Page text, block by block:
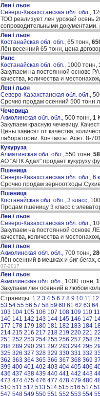
Лен / льон
Северо-Казахстанская обл. обл.,
ТОО реализует лен урожай осень
сопроводительными документами.
Лен / льон
Костанайская обл. обл., 65 тонн,
Лён весенний 65 тонн, цена
Рапс
Костанайская обл. обл., 1000 тонн,
Закупаем на постоянной основе
качества, количества и
Лен / льон
Северо-Казахстанская обл. обл.,
Срочно продам осенний 500 тонн
Чечевица
Акмолинская обл. обл., 500 тонн, 1
Закупаем красную чечевицу.
Цены зависят от качества,
лаборатории. Контакты: Асет: 8-
Кукуруза
Алматинская обл. обл., 550 тонн,
АО "АПК Адал" продает кукурузу
Пшеница
Северо-Казахстанская обл. обл., 6
Срочно продам зерноотходы.Сухие
Пшеница
Костанайская обл. обл., 3 класс,
Продам пшеницу 3 класс с
Лен / льон
Северо-Казахстанская обл. обл.,
Закупаем на постоянной основе
качества, количества и
Лен / льон
Акмолинская обл. обл., 700 тонн,
Лён осенний в мешках и биг бегах,
07-2017
Лен / льон
Акмолинская обл. обл., 1000 тонн, 1
Закупаем лен осенний в любом
Страницы: 1 2 3 4 5 6 7 8 9 10 11 12
53 54 55 56 57 58 59 60 61 62 63 64
103 104 105 106 107 108 109 110
140 141 142 143 144 145 146 147
177 178 179 180 181 182 183 184
214 215 216 217 218 219 220 221
251 252 253 254 255 256 257 258
288 289 290 291 292 293 294 295
325 326 327 328 329 330 331 332
362 363 364 365 366 367 368 369
399 400 401 402 403 404 405 406
436 437 438 439 440 441 442 443
473 474 475 476 477 478 479 480
510 511 512 513 514 515 516 517
547 548 549 550 551 552 553 554